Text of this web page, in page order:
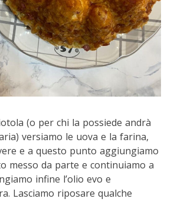
(o per chi la possiede andrà
versiamo le uova e la farina,
e a questo punto aggiungiamo
messo da parte e continuiamo a
infine l’olio evo e
Lasciamo riposare qualche